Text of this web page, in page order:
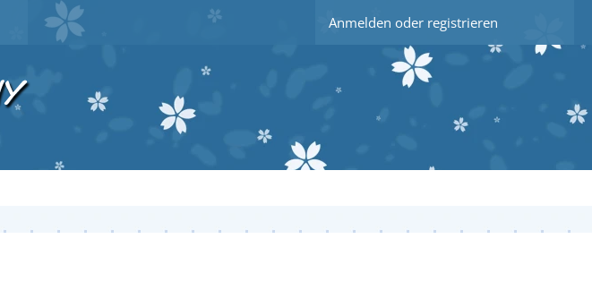
Anmelden oder registrieren